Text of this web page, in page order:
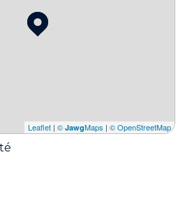
Leaflet | © JawgMaps | © OpenStreetMap